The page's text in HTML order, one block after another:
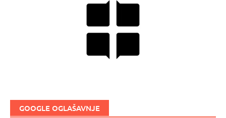
GOOGLE OGLAŠAVNJE